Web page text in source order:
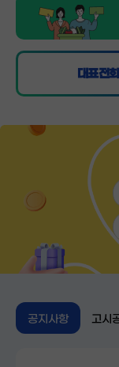
대표전화
공지사항 고시